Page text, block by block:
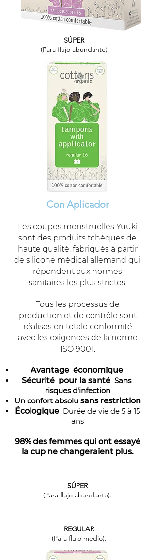
SÚPER
(Para flujo abundante)
Con Aplicador
Les coupes menstruelles Yuuki
sont des produits tchèques de
haute qualité, fabriqués à partir
de silicone médical allemand qui
répondent aux normes
sanitaires les plus strictes.
Tous les processus de
production et de contrôle sont
réalisés en totale conformité
avec les exigences de la norme
ISO 9001.
Avantage économique
Sécurité pour la santé Sans
risques d'infection
Un confort absolu sans restriction
Écologique Durée de vie de 5 à 15
ans
98% des femmes qui ont essayé
la cup ne changeraient plus.
SÚPER
(Para flujo abundante).
REGULAR
(Para flujo medio).